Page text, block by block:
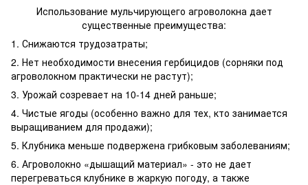
Использование мульчирующего агроволокна дает
существенные преимущества:
1. Снижаются трудозатраты;
2. Нет необходимости внесения гербицидов (сорняки под
агроволокном практически не растут);
3. Урожай созревает на 10-14 дней раньше;
4. Чистые ягоды (особенно важно для тех, кто занимается
выращиванием для продажи);
5. Клубника меньше подвержена грибковым заболеваниям;
6. Агроволокно «дышащий материал» - это не дает
перегреваться клубнике в жаркую погоду, а также